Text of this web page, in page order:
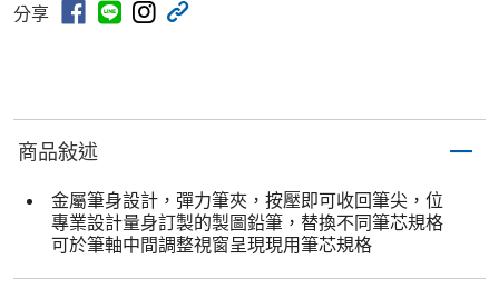
分享
商品敍述
金屬筆身設計，彈力筆夾，按壓即可收回筆尖，位
專業設計量身訂製的製圖鉛筆，替換不同筆芯規格
可於筆軸中間調整視窗呈現現用筆芯規格